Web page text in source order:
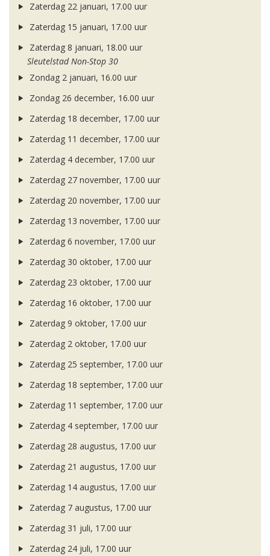
Zaterdag 22 januari, 17.00 uur
Zaterdag 15 januari, 17.00 uur
Zaterdag 8 januari, 18.00 uur
Sleutelstad Non-Stop 30
Zondag 2 januari, 16.00 uur
Zondag 26 december, 16.00 uur
Zaterdag 18 december, 17.00 uur
Zaterdag 11 december, 17.00 uur
Zaterdag 4 december, 17.00 uur
Zaterdag 27 november, 17.00 uur
Zaterdag 20 november, 17.00 uur
Zaterdag 13 november, 17.00 uur
Zaterdag 6 november, 17.00 uur
Zaterdag 30 oktober, 17.00 uur
Zaterdag 23 oktober, 17.00 uur
Zaterdag 16 oktober, 17.00 uur
Zaterdag 9 oktober, 17.00 uur
Zaterdag 2 oktober, 17.00 uur
Zaterdag 25 september, 17.00 uur
Zaterdag 18 september, 17.00 uur
Zaterdag 11 september, 17.00 uur
Zaterdag 4 september, 17.00 uur
Zaterdag 28 augustus, 17.00 uur
Zaterdag 21 augustus, 17.00 uur
Zaterdag 14 augustus, 17.00 uur
Zaterdag 7 augustus, 17.00 uur
Zaterdag 31 juli, 17.00 uur
Zaterdag 24 juli, 17.00 uur